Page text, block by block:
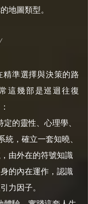
地圖類型。
準選擇與決策的路
這幾部是巡迴往復
的靈性、心理學、
，確立一套知曉、
由外在的符號知識
的內在運作，認識
力因子。